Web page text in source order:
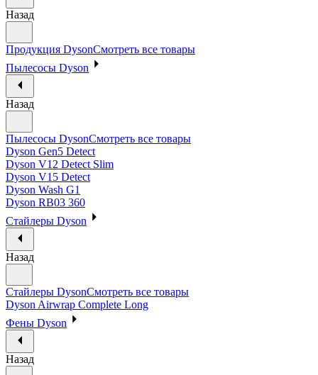
Назад
Продукция DysonСмотреть все товары
Пылесосы Dyson
Назад
Пылесосы DysonСмотреть все товары
Dyson Gen5 Detect
Dyson V12 Detect Slim
Dyson V15 Detect
Dyson Wash G1
Dyson RB03 360
Стайлеры Dyson
Назад
Стайлеры DysonСмотреть все товары
Dyson Airwrap Complete Long
Фены Dyson
Назад